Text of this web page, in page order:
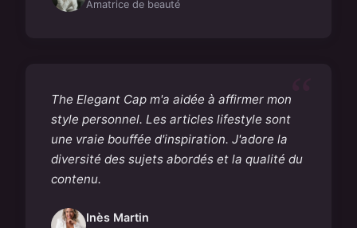
Amatrice de beauté
The Elegant Cap m'a aidée à affirmer mon
style personnel. Les articles lifestyle sont
une vraie bouffée d'inspiration. J'adore la
diversité des sujets abordés et la qualité du
contenu.
Inès Martin